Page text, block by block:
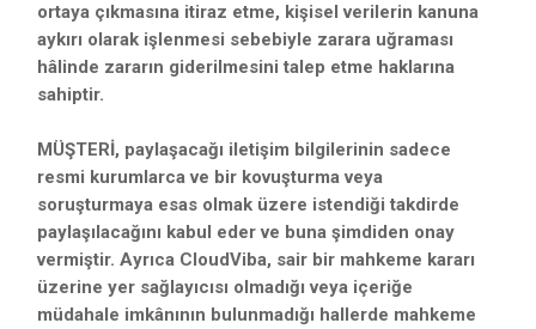
ortaya çıkmasına itiraz etme, kişisel verilerin kanuna
aykırı olarak işlenmesi sebebiyle zarara uğraması
hâlinde zararın giderilmesini talep etme haklarına
sahiptir.
MÜŞTERİ, paylaşacağı iletişim bilgilerinin sadece
resmi kurumlarca ve bir kovuşturma veya
soruşturmaya esas olmak üzere istendiği takdirde
paylaşılacağını kabul eder ve buna şimdiden onay
vermiştir. Ayrıca CloudViba, sair bir mahkeme kararı
üzerine yer sağlayıcısı olmadığı veya içeriğe
müdahale imkânının bulunmadığı hallerde mahkeme